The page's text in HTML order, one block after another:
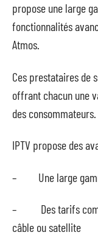
propose une large
fonctionnalités
Atmos.
Ces prestataires de
offrant chacun une
des consommateurs.
IPTV propose des
– Une large
– Des tarifs
câble ou satellite